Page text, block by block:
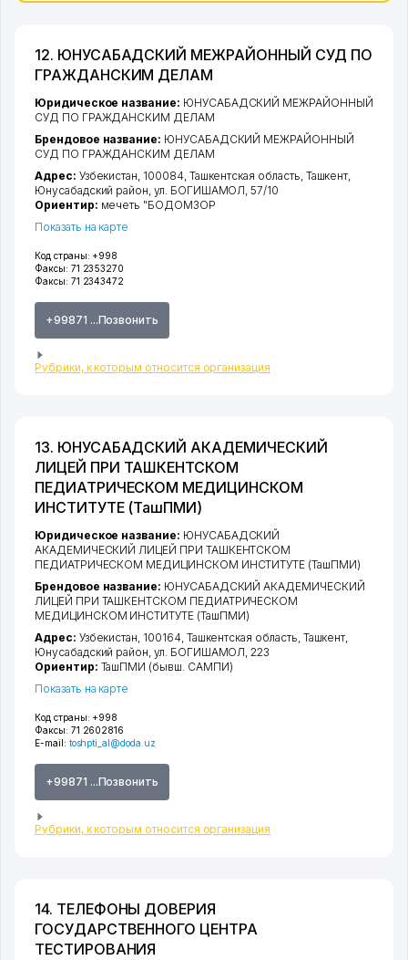
12. ЮНУСАБАДСКИЙ МЕЖРАЙОННЫЙ СУД ПО
ГРАЖДАНСКИМ ДЕЛАМ
Код страны: +998
Факсы: 71 2353270
Факсы: 71 2343472
+99871 ...Позвонить
Рубрики, к которым относится организация
Юридическое название: ЮНУСАБАДСКИЙ МЕЖРАЙОННЫЙ
СУД ПО ГРАЖДАНСКИМ ДЕЛАМ
Брендовое название: ЮНУСАБАДСКИЙ МЕЖРАЙОННЫЙ
СУД ПО ГРАЖДАНСКИМ ДЕЛАМ
Адрес: Узбекистан, 100084, Ташкентская область Ташкент
Юнусабадский район ,ул. БОГИШАМОЛ , 57/10
Ориентир: мечеть "БОДОМЗОР
Показать на карте
13. ЮНУСАБАДСКИЙ АКАДЕМИЧЕСКИЙ
ЛИЦЕЙ ПРИ ТАШКЕНТСКОМ
ПЕДИАТРИЧЕСКОМ МЕДИЦИНСКОМ
ИНСТИТУТЕ (ТашПМИ)
Код страны: +998
Факсы: 71 2602816
E-mail: toshpti_al@doda.uz
+99871 ...Позвонить
Рубрики, к которым относится организация
Юридическое название: ЮНУСАБАДСКИЙ
АКАДЕМИЧЕСКИЙ ЛИЦЕЙ ПРИ ТАШКЕНТСКОМ
ПЕДИАТРИЧЕСКОМ МЕДИЦИНСКОМ ИНСТИТУТЕ (ТашПМИ)
Брендовое название: ЮНУСАБАДСКИЙ АКАДЕМИЧЕСКИЙ
ЛИЦЕЙ ПРИ ТАШКЕНТСКОМ ПЕДИАТРИЧЕСКОМ
МЕДИЦИНСКОМ ИНСТИТУТЕ (ТашПМИ)
Адрес: Узбекистан, 100164, Ташкентская область, Ташкент,
Юнусабадский район,ул. БОГИШАМОЛ, 223
Ориентир: ТашПМИ (бывш. САМПИ)
Показать на карте
14. ТЕЛЕФОНЫ ДОВЕРИЯ
ГОСУДАРСТВЕННОГО ЦЕНТРА
ТЕСТИРОВАНИЯ